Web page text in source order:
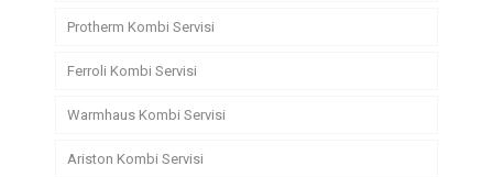
Protherm Kombi Servisi
Ferroli Kombi Servisi
Warmhaus Kombi Servisi
Ariston Kombi Servisi